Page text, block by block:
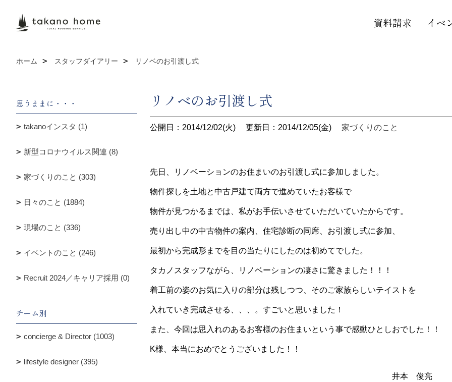
資料請求 イベ
ホーム スタッフダイアリー リノベのお引渡し式
リノベのお引渡し式
公開日：2014/12/02(火) 更新日：2014/12/05(金) 家づくりのこと
先日、リノベーションのお住まいのお引渡し式に参加しました。
物件探しを土地と中古戸建て両方で進めていたお客様で
物件が見つかるまでは、私がお手伝いさせていただいていたからです。
売り出し中の中古物件の案内、住宅診断の同席、お引渡し式に参加、
最初から完成形までを目の当たりにしたのは初めてでした。
タカノスタッフながら、リノベーションの凄さに驚きました！！！
着工前の姿のお気に入りの部分は残しつつ、そのご家族らしいテイストを
入れていき完成させる、、、。すごいと思いました！
また、今回は思入れのあるお客様のお住まいという事で感動ひとしおでした！！
K様、本当におめでとうございました！！
井本 俊亮
思うままに・・・
takanoインスタ (1)
新型コロナウイルス関連 (8)
家づくりのこと (303)
日々のこと (1884)
現場のこと (336)
イベントのこと (246)
Recruit 2024／キャリア採用 (0)
チーム別
concierge & Director (1003)
lifestyle designer (395)